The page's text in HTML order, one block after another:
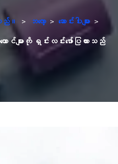
ည်။ > ဘလော့ > ဆောင်းပါးများ >
များကို ရှင်းလင်းဖော်ပြထားသည်